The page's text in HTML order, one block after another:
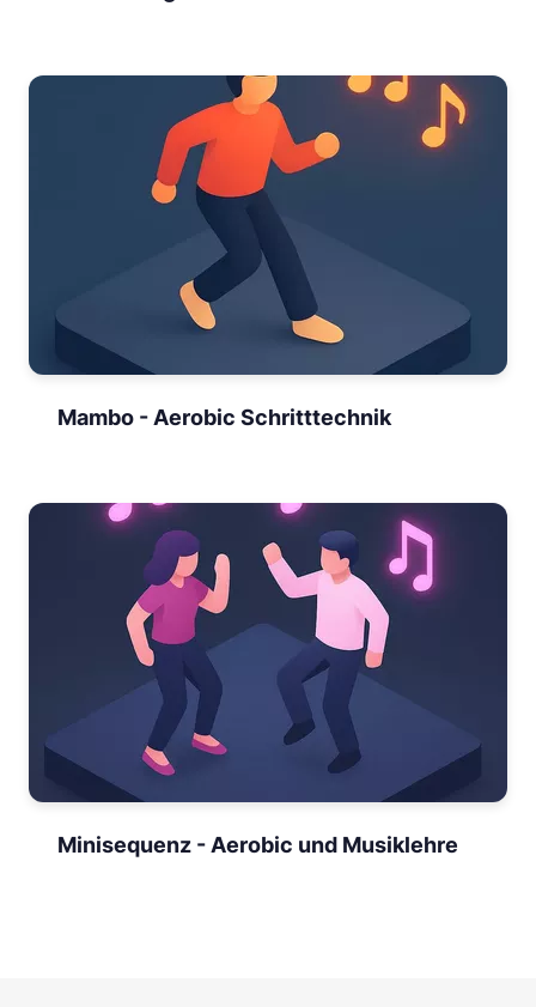
Mambo - Aerobic Schritttechnik
Minisequenz - Aerobic und Musiklehre